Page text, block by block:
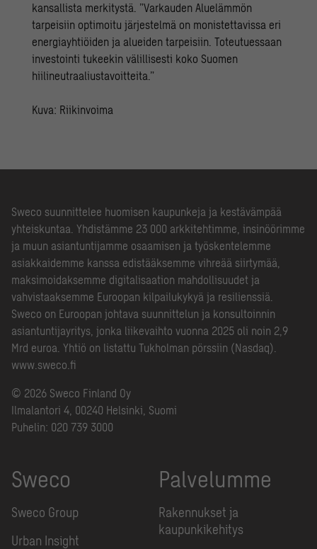
kansallista merkitystä. ”Varkauden Aluelämmön
tarpeisiin optimoitu järjestelmä on monistettavissa eri
energiayhtiöiden ja alueiden tarpeisiin. Toteutuessaan
investointi tukeekin välillisesti koko Suomen
hiilineutraaliustavoitteita.”
Kuva: Riikinvoima
Sweco suunnittelee huomisen kaupunkeja ja kestävämpää
yhteiskuntaa. Yhdistämme 23 000 arkkitehtimme, insinöörimme
ja muun asiantuntijamme osaamisen ja työskentelemme
asiakkaidemme kanssa edistääksemme vihreää siirtymää,
maksimoidaksemme digitalisaation mahdollisuudet ja
vahvistaaksemme Euroopan kilpailukykyä ja resilienssiä.
Sweco on Euroopan johtava suunnittelun ja konsultoinnin
asiantuntijayritys, jonka liikevaihto vuonna 2025 oli noin 2,9
Mrd euroa. Yhtiö on listattu Tukholman pörssiin (Nasdaq).
www.sweco.fi
© 2026 Sweco Finland Oy
Ilmalantori 4, 00240 Helsinki, Suomi
Puhelin: 020 739 3000
Sweco
Sweco Group
Urban Insight
Palvelumme
Rakennukset ja
kaupunkikehitys